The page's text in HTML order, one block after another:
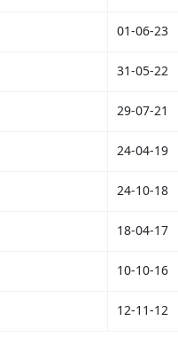
01-06-23
31-05-22
29-07-21
24-04-19
24-10-18
18-04-17
10-10-16
12-11-12